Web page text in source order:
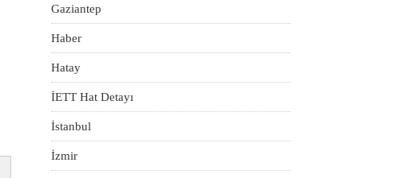
Gaziantep
Haber
Hatay
İETT Hat Detayı
İstanbul
İzmir